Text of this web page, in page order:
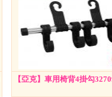
【亞克】車用椅背4掛勾